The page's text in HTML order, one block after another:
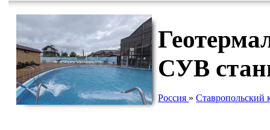
СУВ
Россия »Ставропольский